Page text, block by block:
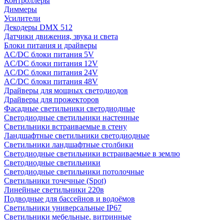
Диммеры
Усилители
Декодеры DMX 512
Датчики движения, звука и света
Блоки питания и драйверы
AC/DC блоки питания 5V
AC/DC блоки питания 12V
AC/DC блоки питания 24V
AC/DC блоки питания 48V
Драйверы для мощных светодиодов
Драйверы для прожекторов
Фасадные светильники светодиодные
Светодиодные светильники настенные
Светильники встраиваемые в стену
Ландшафтные светильники светодиодные
Светильники ландшафтные столбики
Светодиодные светильники встраиваемые в землю
Светодиодные светильники
Светодиодные светильники потолочные
Светильники точечные (Spot)
Линейные светильники 220в
Подводные для бассейнов и водоёмов
Светильники универсальные IP67
Светильники мебельные, витринные